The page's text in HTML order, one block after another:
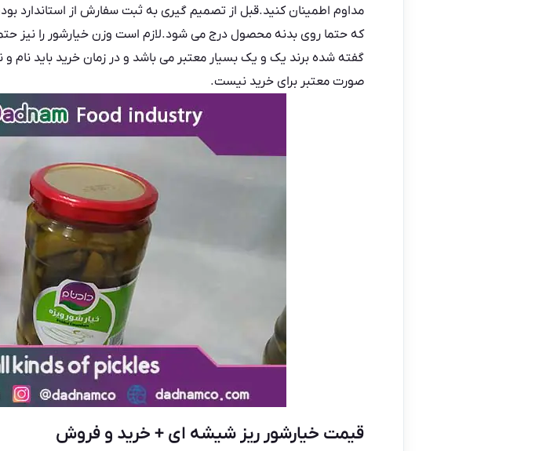
مداوم اطمینان کنید.قبل از تصمیم گیری به ثبت سفارش از استاندارد
گفته شده برند یک و یک بسیار معتبر می باشد و در زمان خرید باید
صورت معتبر برای خرید نیست.
قیمت خیارشور ریز شیشه ای + خرید و فروش